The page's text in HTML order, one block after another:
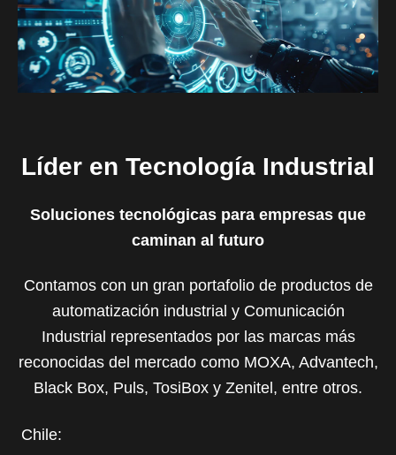
Líder en Tecnología Industrial
Soluciones tecnológicas para empresas que
caminan al futuro
Contamos con un gran portafolio de productos de
automatización industrial y Comunicación
Industrial representados por las marcas más
reconocidas del mercado como MOXA, Advantech,
Black Box, Puls, TosiBox y Zenitel, entre otros.
Chile: